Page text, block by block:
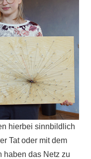
hierbei sinnbildlich
Tat oder mit dem
haben das Netz zu